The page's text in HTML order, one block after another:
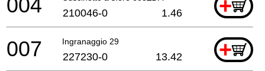
+
004 210046-0 1.46
Ingranaggio 29 +
007 227230-0 13.42